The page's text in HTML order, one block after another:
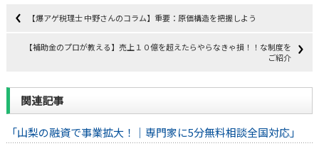
【爆アゲ税理士 中野さんのコラム】重要：原価構造を把握しよう
【補助金のプロが教える】売上１０億を超えたらやらなきゃ損！！な制度を
ご紹介
関連記事
「山梨の融資で事業拡大！｜専門家に5分無料相談全国対応」